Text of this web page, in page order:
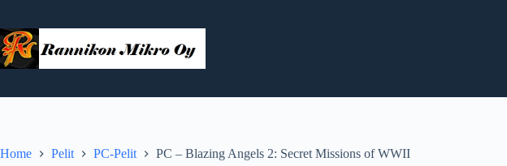
content
Home Pelit PC-Pelit PC – Blazing Angels 2: Secret Missions of WWII